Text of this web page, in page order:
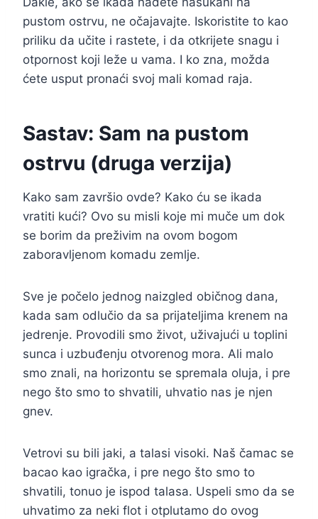
pustom ostrvu, ne očajavajte. Iskoristite to kao
priliku da učite i rastete, i da otkrijete snagu i
otpornost koji leže u vama. I ko zna, možda
ćete usput pronaći svoj mali komad raja.
Sastav: Sam na pustom
ostrvu (druga verzija)
Kako sam završio ovde? Kako ću se ikada
vratiti kući? Ovo su misli koje mi muče um dok
se borim da preživim na ovom bogom
zaboravljenom komadu zemlje.
Sve je počelo jednog naizgled običnog dana,
kada sam odlučio da sa prijateljima krenem na
jedrenje. Provodili smo život, uživajući u toplini
sunca i uzbuđenju otvorenog mora. Ali malo
smo znali, na horizontu se spremala oluja, i pre
nego što smo to shvatili, uhvatio nas je njen
gnev.
Vetrovi su bili jaki, a talasi visoki. Naš čamac se
bacao kao igračka, i pre nego što smo to
shvatili, tonuo je ispod talasa. Uspeli smo da se
uhvatimo za neki flot i otplutamo do ovog